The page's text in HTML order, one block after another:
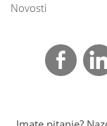
Novosti